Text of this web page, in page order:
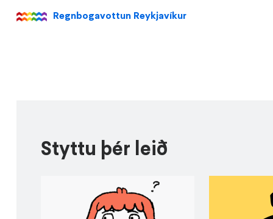
Regnbogavottun Reykjavíkur
Styttu þér leið